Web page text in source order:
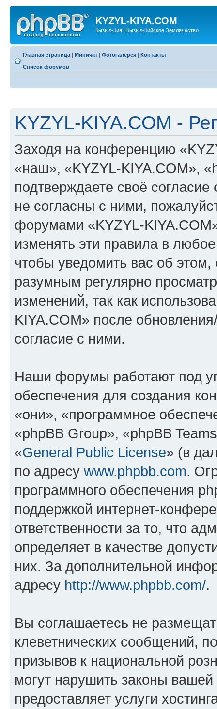
KYZYL-KIYA.COM
Кызыл-Кия | Кызыл-Кийское Землячество
Главная страница | Миничат | Фотогалерея | Контакты
Список форумов
KYZYL-KIYA.COM -
Заходя на конференцию
«наш», «KYZYL-KIYA.COM»,
подтверждаете своё
не согласны с ними,
форумами «KYZYL-
изменять эти правила в
чтобы уведомить вас об
разумным регулярно
изменений, так как
KIYA.COM» после
согласие с ними.
Наши форумы работают под
обеспечения для создания
«они», «программное
«phpBB Group», «phpBB
«General Public License» (в
по адресу www.phpbb.com.
программного обеспечения
поддержкой интернет-
ответственности за то, что
определяет в качестве
них. За дополнительной
адресу http://www.phpbb.com/.
Вы соглашаетесь не
клеветнических сообщений,
призывов к национальной
могут нарушить законы
предоставляет услуги